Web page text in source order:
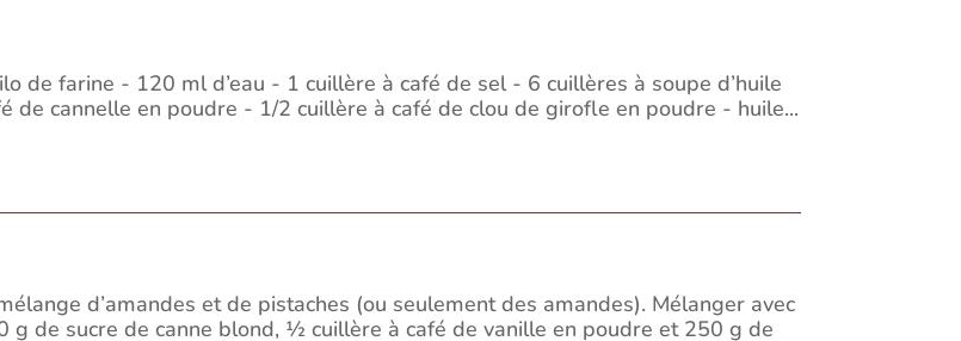
de farine - 120 ml d’eau - 1 cuillère à café de sel - 6 cuillères à soupe d’huile
de cannelle en poudre - 1/2 cuillère à café de clou de girofle en poudre - huile...
d’amandes et de pistaches (ou seulement des amandes). Mélanger avec
de sucre de canne blond, ½ cuillère à café de vanille en poudre et 250 g de